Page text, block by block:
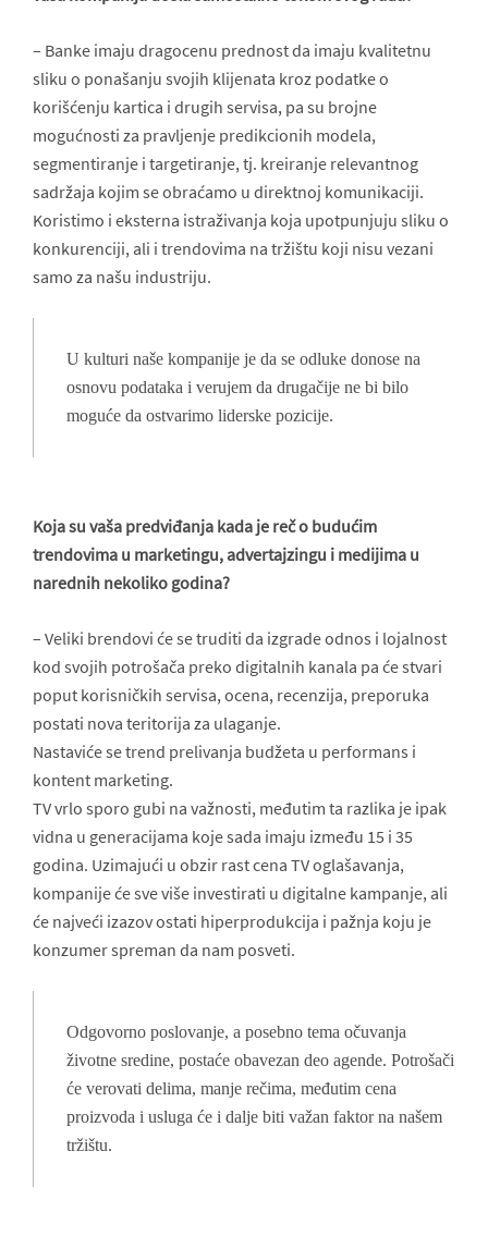
– Banke imaju dragocenu prednost da imaju kvalitetnu
sliku o ponašanju svojih klijenata kroz podatke o
korišćenju kartica i drugih servisa, pa su brojne
mogućnosti za pravljenje predikcionih modela,
segmentiranje i targetiranje, tj. kreiranje relevantnog
sadržaja kojim se obraćamo u direktnoj komunikaciji.
Koristimo i eksterna istraživanja koja upotpunjuju sliku o
konkurenciji, ali i trendovima na tržištu koji nisu vezani
samo za našu industriju.
U kulturi naše kompanije je da se odluke donose na
osnovu podataka i verujem da drugačije ne bi bilo
moguće da ostvarimo liderske pozicije.
Koja su vaša predviđanja kada je reč o budućim
trendovima u marketingu, advertajzingu i medijima u
narednih nekoliko godina?
– Veliki brendovi će se truditi da izgrade odnos i lojalnost
kod svojih potrošača preko digitalnih kanala pa će stvari
poput korisničkih servisa, ocena, recenzija, preporuka
postati nova teritorija za ulaganje.
Nastaviće se trend prelivanja budžeta u performans i
kontent marketing.
TV vrlo sporo gubi na važnosti, međutim ta razlika je ipak
vidna u generacijama koje sada imaju između 15 i 35
godina. Uzimajući u obzir rast cena TV oglašavanja,
kompanije će sve više investirati u digitalne kampanje, ali
će najveći izazov ostati hiperprodukcija i pažnja koju je
konzumer spreman da nam posveti.
Odgovorno poslovanje, a posebno tema očuvanja
životne sredine, postaće obavezan deo agende. Potrošači
će verovati delima, manje rečima, međutim cena
proizvoda i usluga će i dalje biti važan faktor na našem
tržištu.